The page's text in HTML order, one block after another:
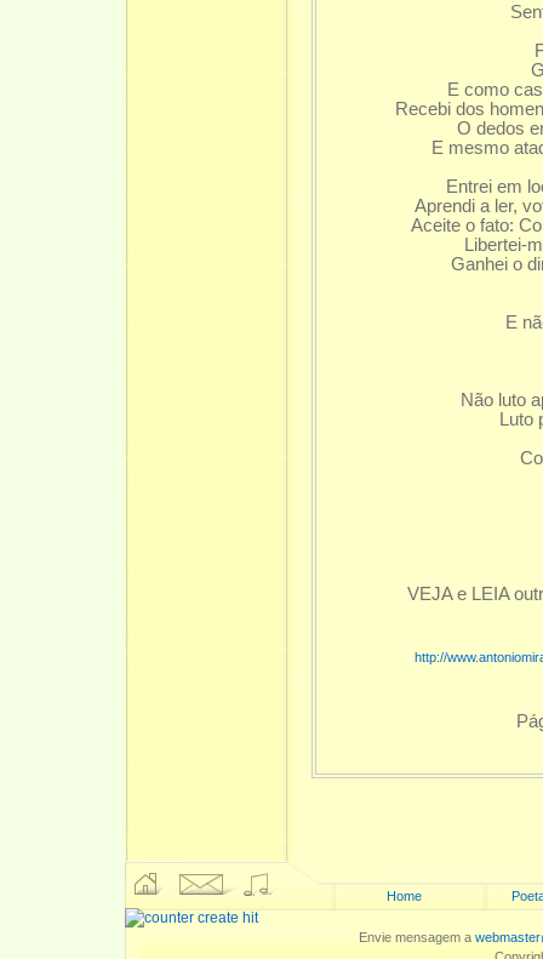
E como
Recebi dos
O dedos
E mesmo
Entrei em
Aprendi a ler,
Aceite o fato:
Libertei-
Ganhei o
E
Não luto
VEJA e LEIA
http://
Home
Envie mensagem a